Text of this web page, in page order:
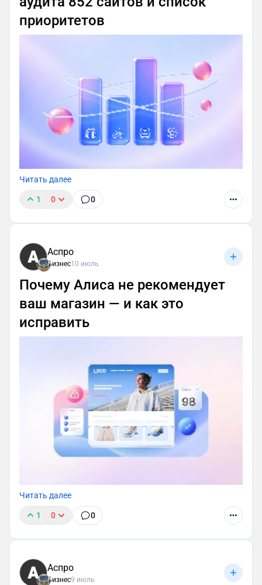
приоритетов
Читать далее
1 0 0
Аспро
Бизнес10 июль
Почему Алиса не рекомендует
ваш магазин — и как это
исправить
Читать далее
1 0 0
Аспро
Бизнес9 июль